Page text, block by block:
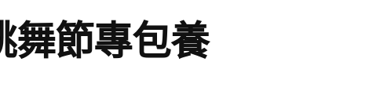
舞節專包養